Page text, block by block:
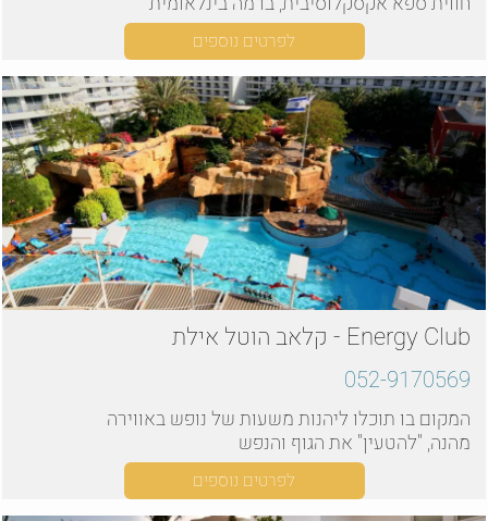
לפרטים נוספים
Energy Club - קלאב הוטל אילת
052-9170569
המקום בו תוכלו ליהנות משעות של נופש באווירה
מהנה, "להטעין" את הגוף והנפש
לפרטים נוספים